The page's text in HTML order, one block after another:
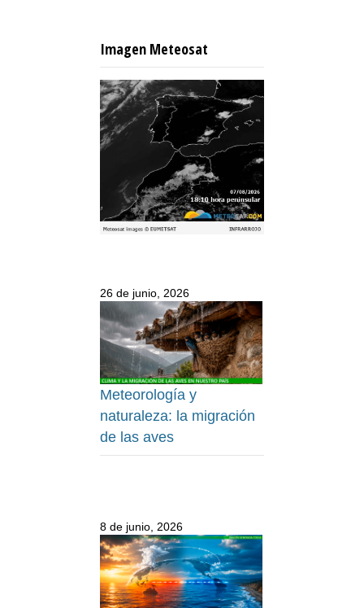
Imagen Meteosat
26 de junio, 2026
Meteorología y
naturaleza: la migración
de las aves
8 de junio, 2026